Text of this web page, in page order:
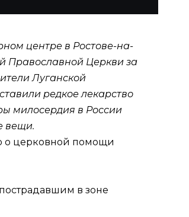
центре в Ростове-на-
Православной Церкви за
Луганской
редкое лекарство
милосердия в России
вещи.
о церковной помощи
в зоне